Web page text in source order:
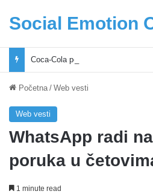
Social Emotion
Početna / Web vesti
Web vesti
WhatsApp radi
poruka u
1 minute read